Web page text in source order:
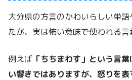
大分県の方言のかわいらしい単
たが、実は怖い意味で使われる言
例えば 「ちちまわす」という言
い響きではありますが、怒りを表